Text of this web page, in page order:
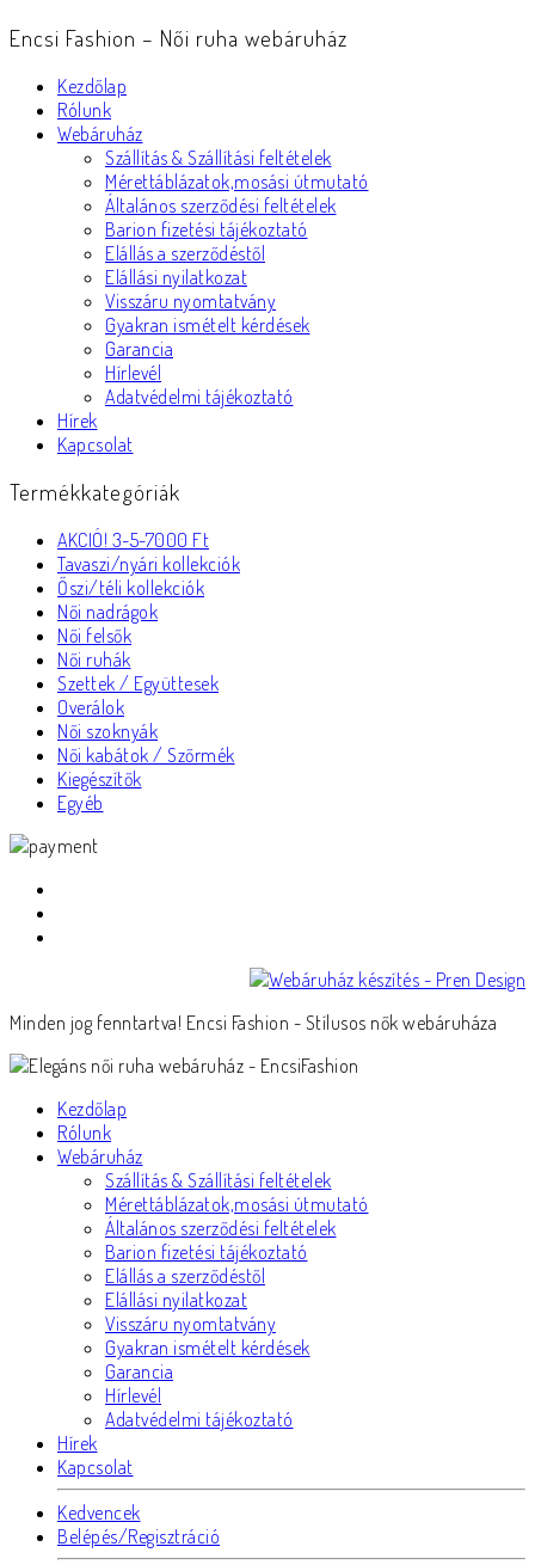
Encsi Fashion – Női ruha webáruház
Kezdőlap
Rólunk
Webáruház
Szállítás & Szállítási feltételek
Mérettáblázatok,mosási útmutató
Általános szerződési feltételek
Barion fizetési tájékoztató
Elállás a szerződéstől
Elállási nyilatkozat
Visszáru nyomtatvány
Gyakran ismételt kérdések
Garancia
Hírlevél
Adatvédelmi tájékoztató
Hírek
Kapcsolat
Termékkategóriák
AKCIÓ! 3-5-7000 Ft
Tavaszi/nyári kollekciók
Őszi/téli kollekciók
Női nadrágok
Női felsők
Női ruhák
Szettek / Együttesek
Overálok
Női szoknyák
Női kabátok / Szőrmék
Kiegészítők
Egyéb
Minden jog fenntartva! Encsi Fashion - Stílusos nők webáruháza
Kezdőlap
Rólunk
Webáruház
Szállítás & Szállítási feltételek
Mérettáblázatok,mosási útmutató
Általános szerződési feltételek
Barion fizetési tájékoztató
Elállás a szerződéstől
Elállási nyilatkozat
Visszáru nyomtatvány
Gyakran ismételt kérdések
Garancia
Hírlevél
Adatvédelmi tájékoztató
Hírek
Kapcsolat
Kedvencek
Belépés/Regisztráció